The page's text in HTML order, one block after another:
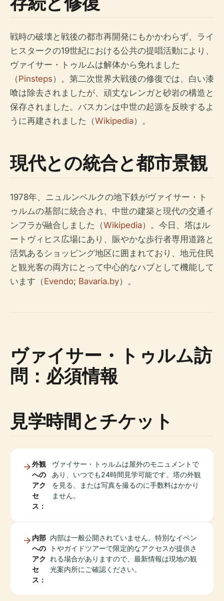
戦時の破壊と戦後の都市再開発にもかかわらず、ライ
ヒスタークの19世紀における公共の提唱活動により、
ヴァイサー・トゥルムは解体から免れました
（Pinsteps）。第二次世界大戦後の修復では、白い漆
喰は除去されましたが、頑丈なレンガと砂岩の構造と
保存されました。バスカンは中世の起源を反映するよ
うに再建されました（Wikipedia）。
現代との統合と都市景観
1978年、ニュルンベルクの地下鉄がヴァイサー・ト
ゥルムの基部に統合され、中世の建築と現代の交通イ
ンフラが融合しました（Wikipedia）。今日、塔はル
ートヴィヒス広場にあり、賑やかな歩行者専用道路と
活気あるショッピング地区に囲まれており、地元住民
と観光客の両方にとって中心的なハブとして機能して
います（Evendo; Bavaria.by）。
ヴァイサー・トゥルム訪
問：必須情報
見学時間とチケット
外観
への
アク
セ
ス：
ヴァイサー・トゥルムは屋外のモニュメントで
あり、いつでも24時間見学可能です。塔の外観
を見る、または写真を撮るのに手数料はかかり
ません。
内部
への
アク
セ
ス：
内部は一般公開されていません。特別なイベン
トやガイドツアーで限定的なアクセスが提供さ
れる場合がありますので、最新情報は現地の観
光案内所にご確認ください。